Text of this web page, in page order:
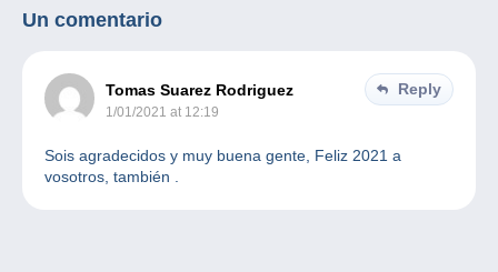
Un comentario
Tomas Suarez Rodriguez
1/01/2021 at 12:19
Reply
Sois agradecidos y muy buena gente, Feliz 2021 a
vosotros, también .